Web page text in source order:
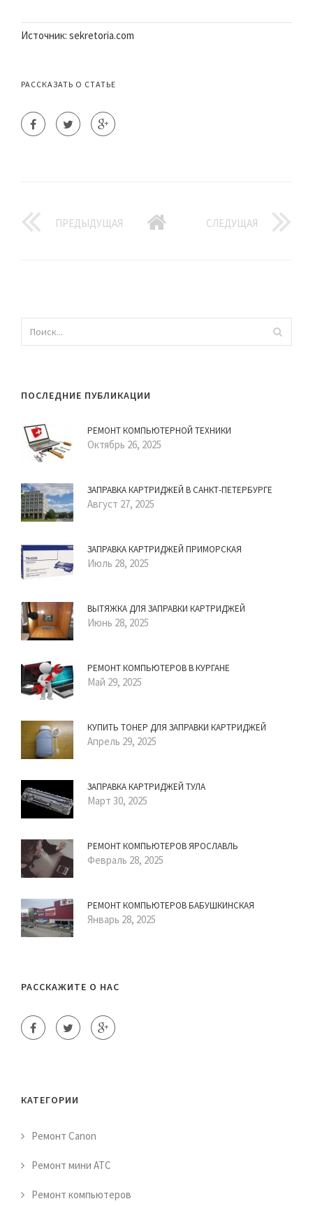
Источник: sekretoria.com
РАССКАЗАТЬ О СТАТЬЕ
ПРЕДЫДУЩАЯ СЛЕДУЩАЯ
ПОСЛЕДНИЕ ПУБЛИКАЦИИ
РЕМОНТ КОМПЬЮТЕРНОЙ ТЕХНИКИ
Октябрь 26, 2025
ЗАПРАВКА КАРТРИДЖЕЙ В САНКТ-ПЕТЕРБУРГЕ
Август 27, 2025
ЗАПРАВКА КАРТРИДЖЕЙ ПРИМОРСКАЯ
Июль 28, 2025
ВЫТЯЖКА ДЛЯ ЗАПРАВКИ КАРТРИДЖЕЙ
Июнь 28, 2025
РЕМОНТ КОМПЬЮТЕРОВ В КУРГАНЕ
Май 29, 2025
КУПИТЬ ТОНЕР ДЛЯ ЗАПРАВКИ КАРТРИДЖЕЙ
Апрель 29, 2025
ЗАПРАВКА КАРТРИДЖЕЙ ТУЛА
Март 30, 2025
РЕМОНТ КОМПЬЮТЕРОВ ЯРОСЛАВЛЬ
Февраль 28, 2025
РЕМОНТ КОМПЬЮТЕРОВ БАБУШКИНСКАЯ
Январь 28, 2025
РАССКАЖИТЕ О НАС
КАТЕГОРИИ
Ремонт Canon
Ремонт мини АТС
Ремонт компьютеров